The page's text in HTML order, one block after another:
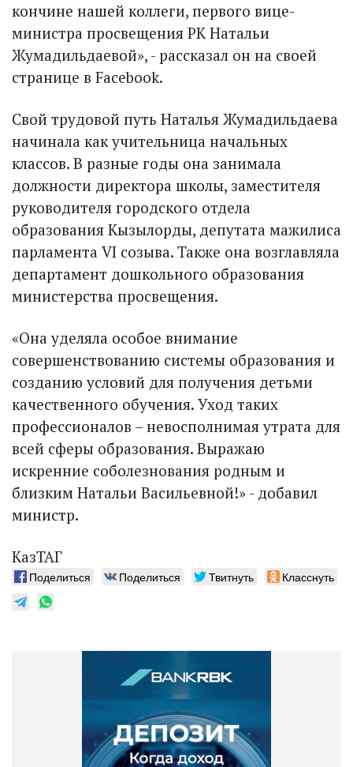
кончине нашей коллеги, первого вице-
министра просвещения РК Натальи
Жумадильдаевой», - рассказал он на своей
странице в Facebook.
Свой трудовой путь Наталья Жумадильдаева
начинала как учительница начальных
классов. В разные годы она занимала
должности директора школы, заместителя
руководителя городского отдела
образования Кызылорды, депутата мажилиса
парламента VI созыва. Также она возглавляла
департамент дошкольного образования
министерства просвещения.
«Она уделяла особое внимание
совершенствованию системы образования и
созданию условий для получения детьми
качественного обучения. Уход таких
профессионалов – невосполнимая утрата для
всей сферы образования. Выражаю
искренние соболезнования родным и
близким Натальи Васильевной!» - добавил
министр.
КазТАГ
Поделиться Поделиться Твитнуть Класснуть